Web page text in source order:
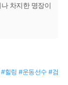
차지한 명장이
힐링 #운동선수 #검